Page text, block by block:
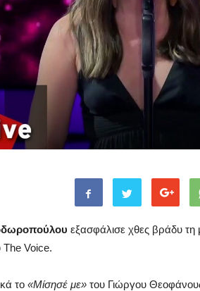
εξασφάλισε χθες βράδυ τη
The Voice.
το «Μίσησέ με» του Γιώργου